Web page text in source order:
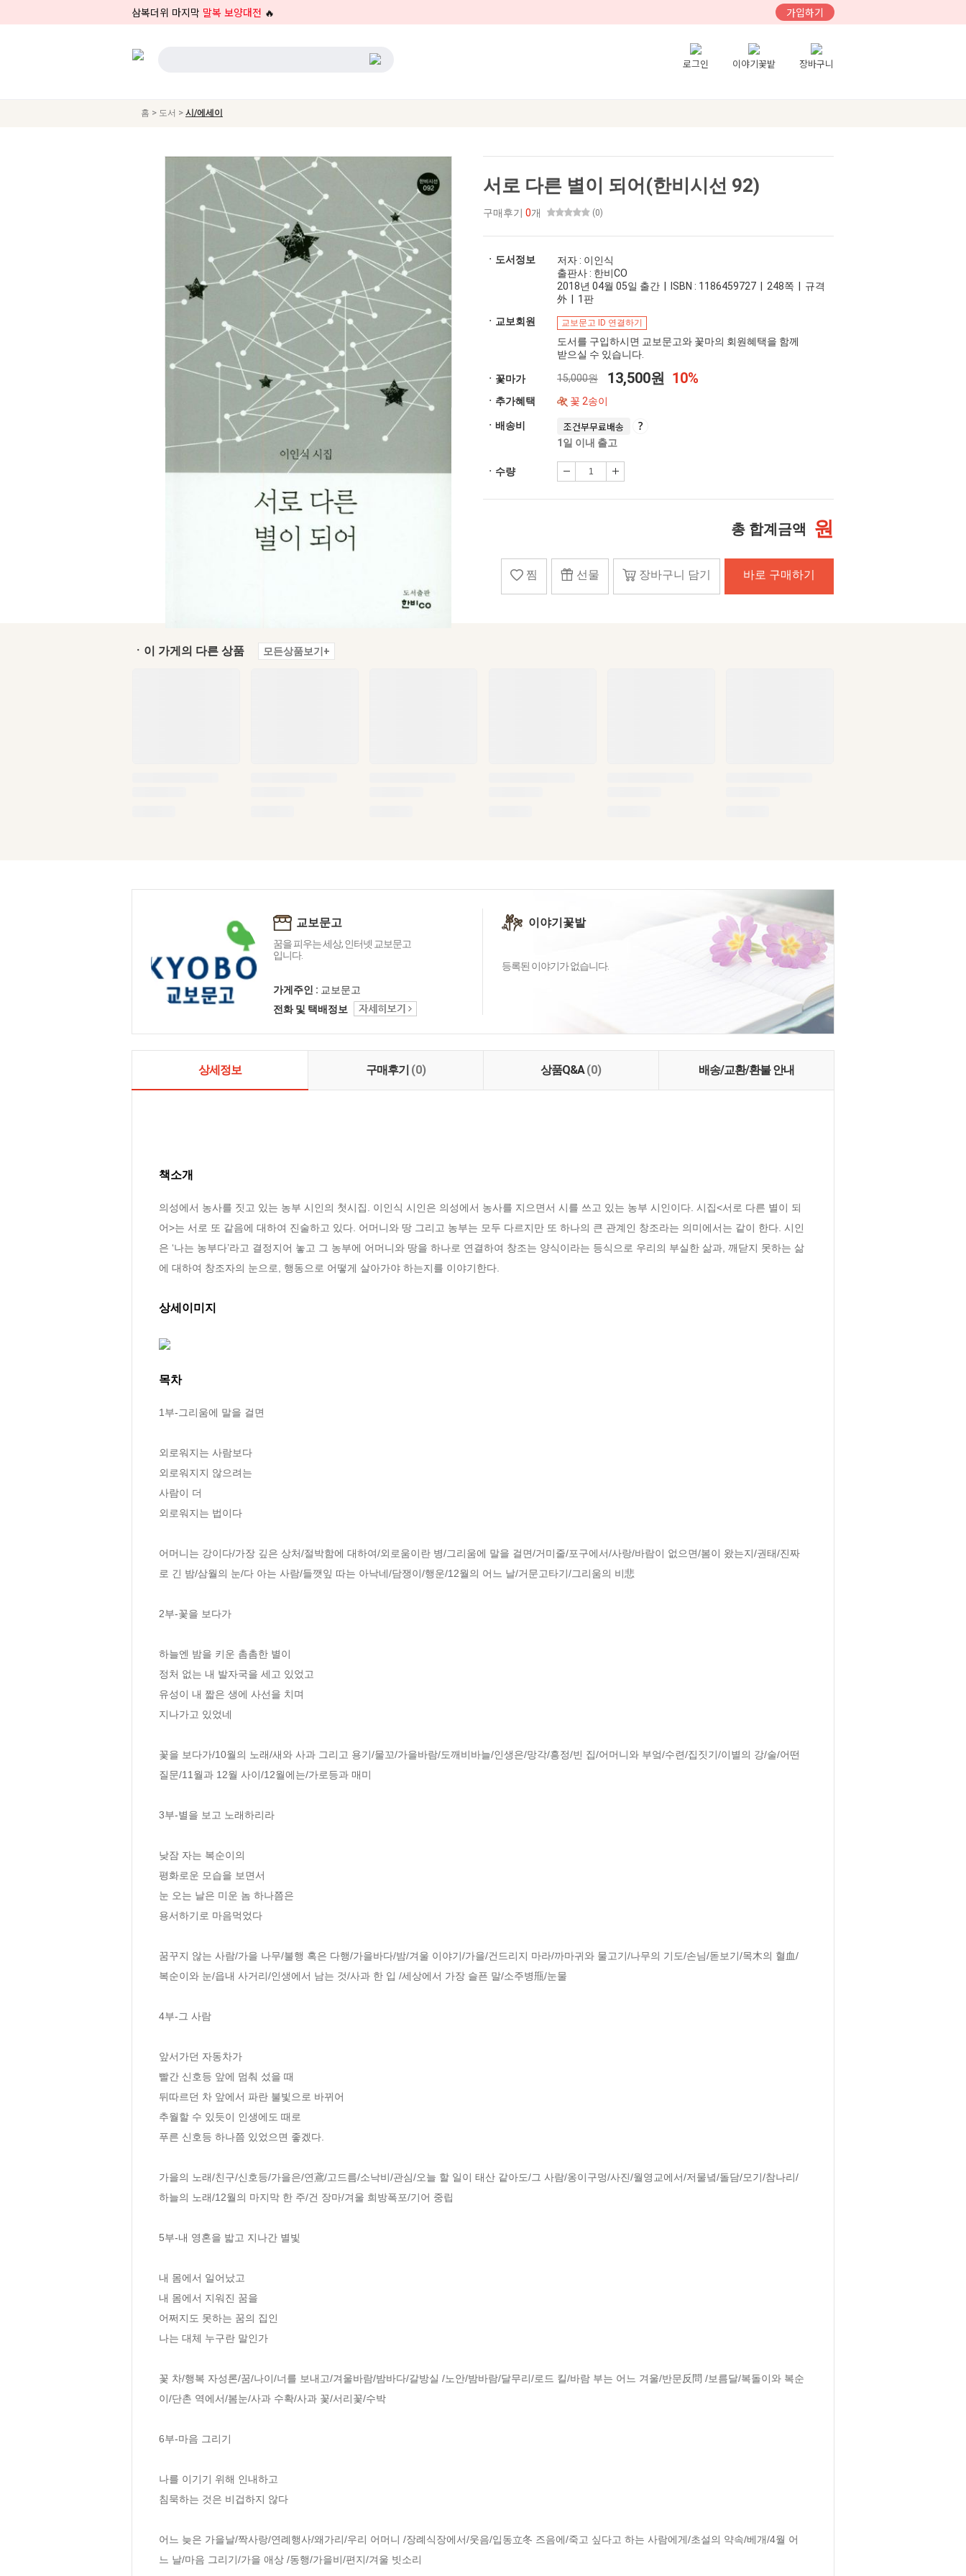
삼복더위 마지막 말복 보양대전 🔥 가입하기
로그인 이야기꽃밭 장바구니
홈 > 도서 > 시/에세이
서로 다른 별이 되어(한비시선 92)
구매후기 0개 (0)
ㆍ도서정보
저자 : 이인식
출판사 : 한비CO
2018년 04월 05일 출간 | ISBN : 1186459727 | 248쪽 | 규격
外 | 1판
ㆍ교보회원
교보문고 ID 연결하기
도서를 구입하시면 교보문고와 꽃마의 회원혜택을 함께
받으실 수 있습니다.
ㆍ꽃마가 15,000원 13,500원 10%
ㆍ추가혜택 꽃 2송이
ㆍ배송비 조건부무료배송
1일 이내 출고
ㆍ수량
총 합계금액 원
찜 선물 장바구니 담기 바로 구매하기
ㆍ이 가게의 다른 상품 모든상품보기+
교보문고
꿈을 피우는 세상, 인터넷 교보문고
입니다.
가게주인 : 교보문고
전화 및 택배정보
이야기꽃밭
등록된 이야기가 없습니다.
상세정보 구매후기 (0) 상품Q&A(0) 배송/교환/환불 안내
책소개
의성에서 농사를 짓고 있는 농부 시인의 첫시집. 이인식 시인은 의성에서 농사를 지으면서 시를 쓰고 있는 농부 시인이다. 시집<서로 다른 별이 되
어>는 서로 또 같음에 대하여 진술하고 있다. 어머니와 땅 그리고 농부는 모두 다르지만 또 하나의 큰 관계인 창조라는 의미에서는 같이 한다. 시인
은 ‘나는 농부다’라고 결정지어 놓고 그 농부에 어머니와 땅을 하나로 연결하여 창조는 양식이라는 등식으로 우리의 부실한 삶과, 깨닫지 못하는 삶
에 대하여 창조자의 눈으로, 행동으로 어떻게 살아가야 하는지를 이야기한다.
상세이미지
목차
1부-그리움에 말을 걸면
외로워지는 사람보다
외로워지지 않으려는
사람이 더
외로워지는 법이다
어머니는 강이다/가장 깊은 상처/절박함에 대하여/외로움이란 병/그리움에 말을 걸면/거미줄/포구에서/사랑/바람이 없으면/봄이 왔는지/권태/진짜
로 긴 밤/삼월의 눈/다 아는 사람/들깻잎 따는 아낙네/담쟁이/행운/12월의 어느 날/거문고타기/그리움의 비悲
2부-꽃을 보다가
하늘엔 밤을 키운 촘촘한 별이
정처 없는 내 발자국을 세고 있었고
유성이 내 짧은 생에 사선을 치며
지나가고 있었네
꽃을 보다가/10월의 노래/새와 사과 그리고 용기/물꼬/가을바람/도깨비바늘/인생은/망각/흥정/빈 집/어머니와 부엌/수련/집짓기/이별의 강/술/어떤
질문/11월과 12월 사이/12월에는/가로등과 매미
3부-별을 보고 노래하리라
낮잠 자는 복순이의
평화로운 모습을 보면서
눈 오는 날은 미운 놈 하나쯤은
용서하기로 마음먹었다
꿈꾸지 않는 사람/가을 나무/불행 혹은 다행/가을바다/밤/겨울 이야기/가을/건드리지 마라/까마귀와 물고기/나무의 기도/손님/돋보기/목木의 혈血/
복순이와 눈/읍내 사거리/인생에서 남는 것/사과 한 입 /세상에서 가장 슬픈 말/소주병甁/눈물
4부-그 사람
앞서가던 자동차가
빨간 신호등 앞에 멈춰 섰을 때
뒤따르던 차 앞에서 파란 불빛으로 바뀌어
추월할 수 있듯이 인생에도 때로
푸른 신호등 하나쯤 있었으면 좋겠다.
가을의 노래/친구/신호등/가을은/연鳶/고드름/소낙비/관심/오늘 할 일이 태산 같아도/그 사람/옹이구멍/사진/월영교에서/저물녘/돌담/모기/참나리/
하늘의 노래/12월의 마지막 한 주/건 장마/겨울 희방폭포/기어 중립
5부-내 영혼을 밟고 지나간 별빛
내 몸에서 일어났고
내 몸에서 지워진 꿈을
어쩌지도 못하는 꿈의 집인
나는 대체 누구란 말인가
꽃 차/행복 자성론/꿈/나이/너를 보내고/겨울바람/밤바다/갈방실 /노안/밤바람/달무리/로드 킬/바람 부는 어느 겨울/반문反問 /보름달/복돌이와 복순
이/단촌 역에서/봄눈/사과 수확/사과 꽃/서리꽃/수박
6부-마음 그리기
나를 이기기 위해 인내하고
침묵하는 것은 비겁하지 않다
어느 늦은 가을날/짝사랑/연례행사/왜가리/우리 어머니 /장례식장에서/웃음/입동立冬 즈음에/죽고 싶다고 하는 사람에게/초설의 약속/베개/4월 어
느 날/마음 그리기/가을 애상 /동행/가을비/편지/겨울 빗소리